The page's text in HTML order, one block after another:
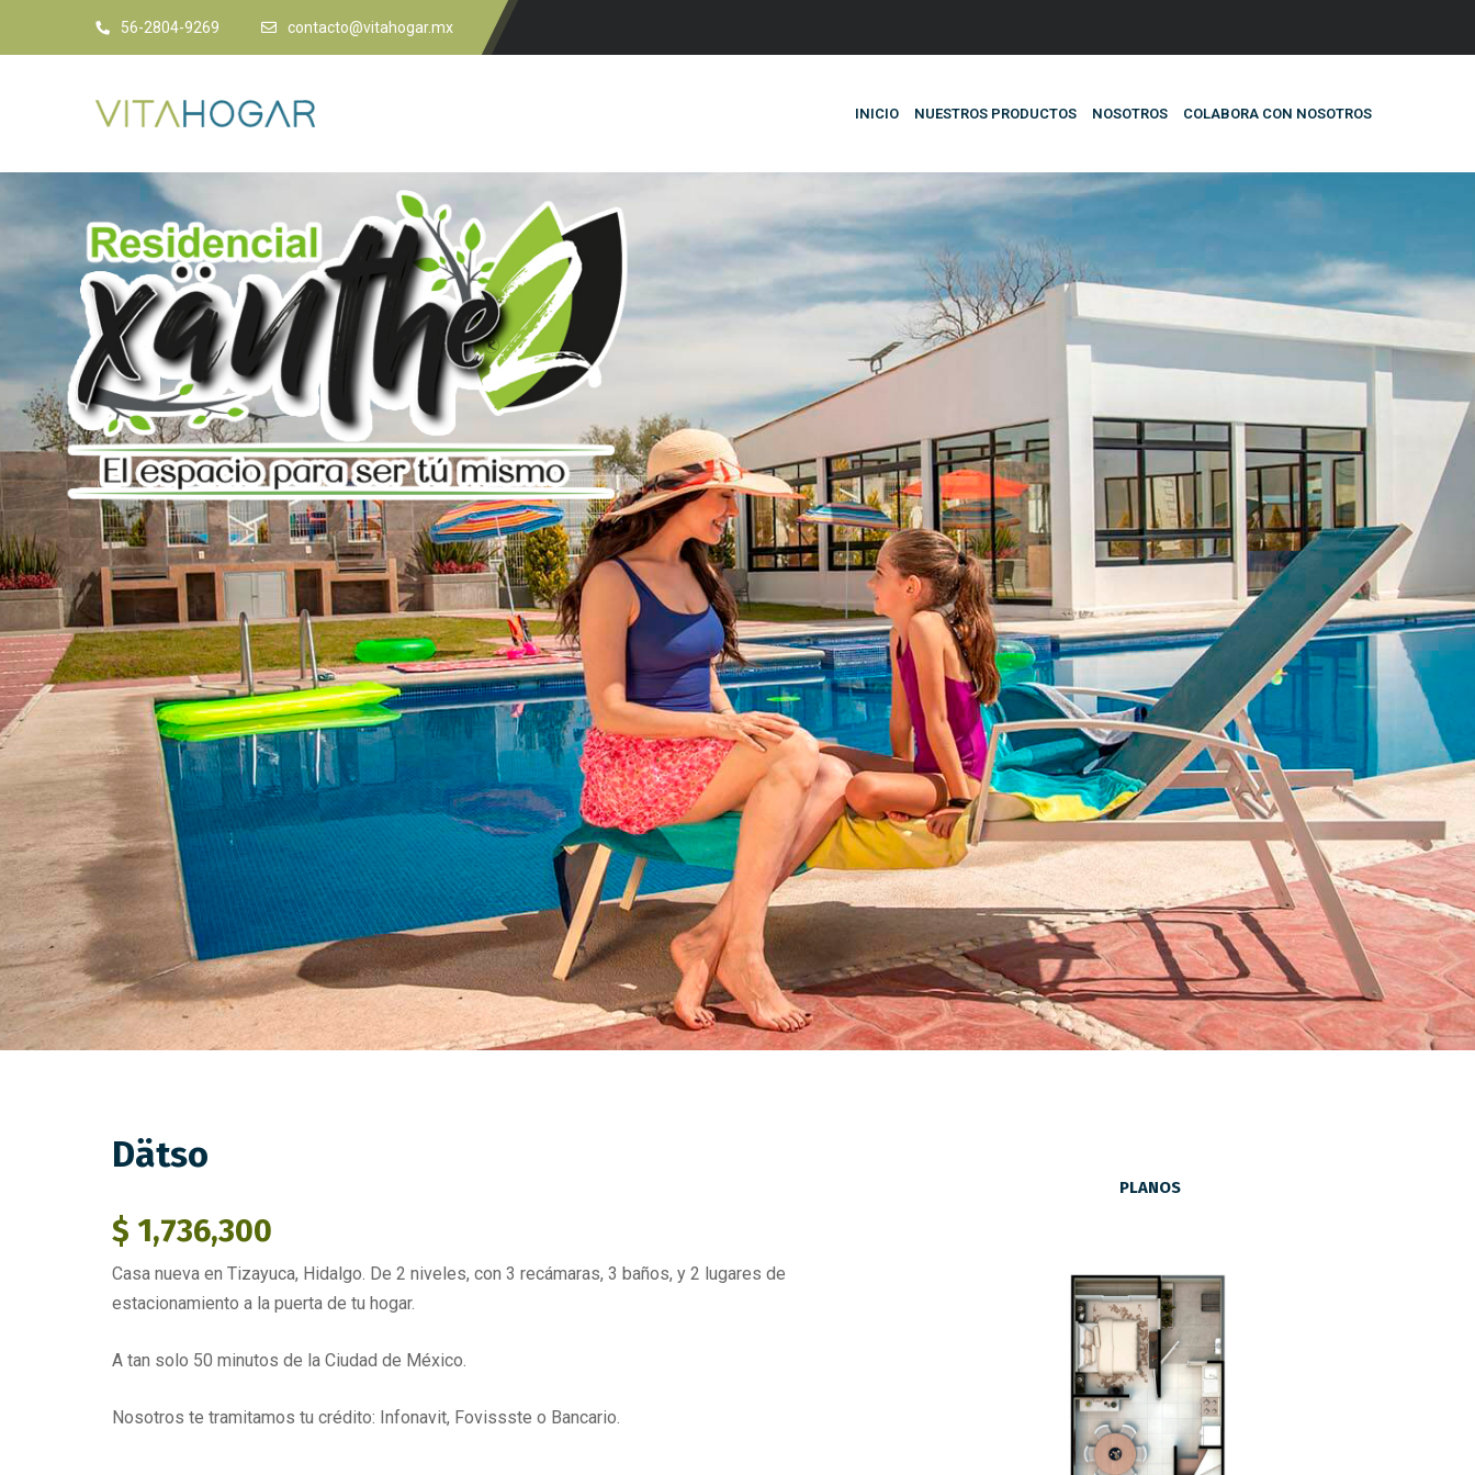
56-2804-9269 contacto@vitahogar.mx
INICIO NUESTROS PRODUCTOS NOSOTROS COLABORA CON NOSOTROS
Dätso
$ 1,736,300
Casa nueva en Tizayuca, Hidalgo. De 2 niveles, con 3 recámaras, 3 baños, y 2 lugares de
estacionamiento a la puerta de tu hogar.
A tan solo 50 minutos de la Ciudad de México.
Nosotros te tramitamos tu crédito: Infonavit, Fovissste o Bancario.
PLANOS